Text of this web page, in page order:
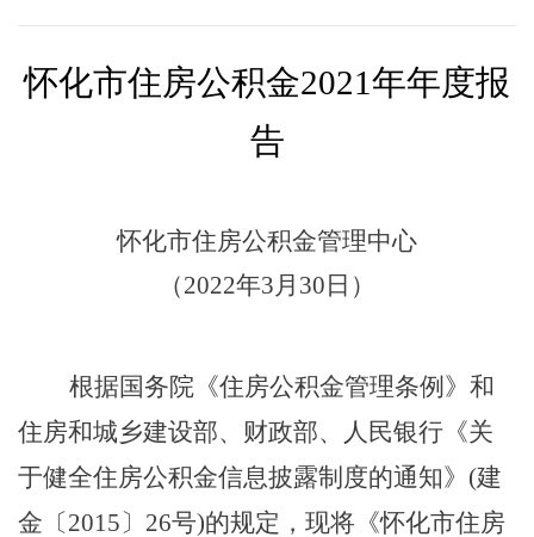
怀化市住房公积金2021年年度报
告
怀化市住房公积金管理中心
（2022年3月 30日 ）
根据国务院《住房公积金管理条例》和
住房和城乡建设部、财政部、人民银行《关
于健全住房公积金信息披露制度的通知》 (建
金〔2015〕26号)的规定，现将《怀化市住房